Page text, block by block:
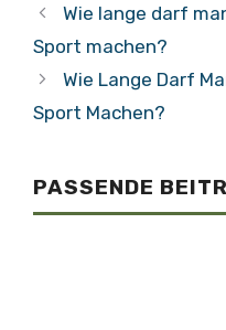
Wie lange darf
Sport machen?
Wie Lange Darf
Sport Machen?
PASSENDE